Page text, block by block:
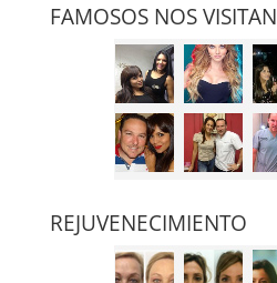
FAMOSOS NOS VISITAN
REJUVENECIMIENTO